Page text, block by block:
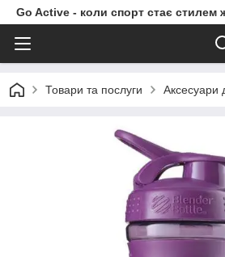
Go Active - коли спорт стає стилем
Товари та послуги Аксесуари